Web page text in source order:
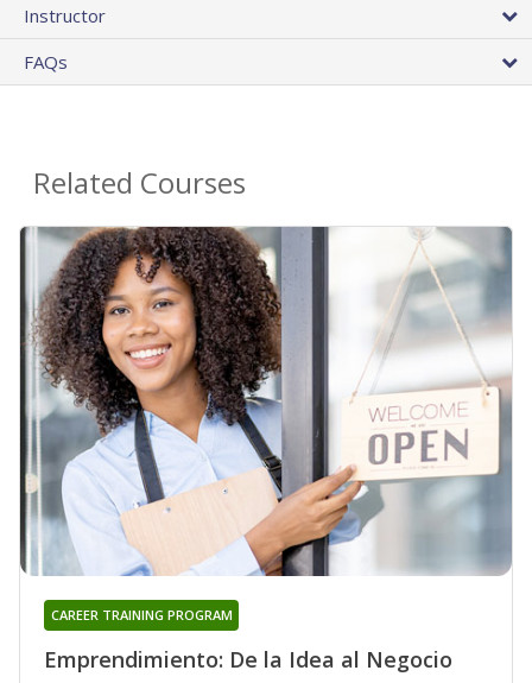
Instructor
FAQs
Related Courses
Emprendimiento: De la Idea al Negocio
CAREER TRAINING PROGRAM